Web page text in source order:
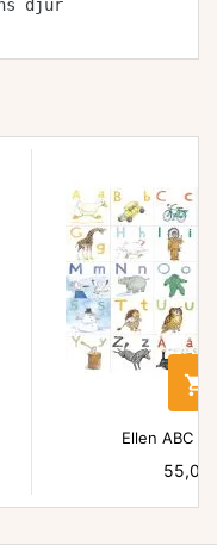
djur

Ellen ABC
Pris
55,00